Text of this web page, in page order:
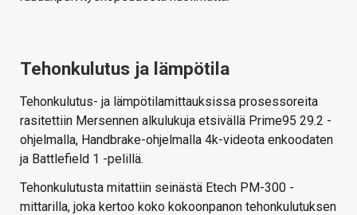
Tehonkulutus ja lämpötila
Tehonkulutus- ja lämpötilamittauksissa prosessoreita
rasitettiin Mersennen alkulukuja etsivällä Prime95 29.2 -
ohjelmalla, Handbrake-ohjelmalla 4k-videota enkoodaten
ja Battlefield 1 -pelillä.
Tehonkulutusta mitattiin seinästä Etech PM-300 -
mittarilla, joka kertoo koko kokoonpanon tehonkulutuksen